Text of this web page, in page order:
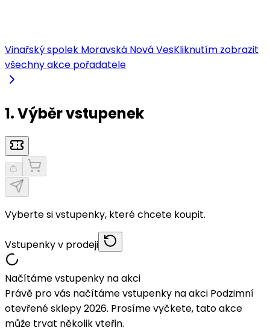
Vinařský spolek Moravská Nová VesKliknutím zobrazit
všechny akce pořadatele
1. Výběr vstupenek
Vyberte si vstupenky, které chcete koupit.
Vstupenky v prodeji
Načítáme vstupenky na akci
Právě pro vás načítáme vstupenky na akci Podzimní
otevřené sklepy 2026. Prosíme vyčkete, tato akce
může trvat několik vteřin.